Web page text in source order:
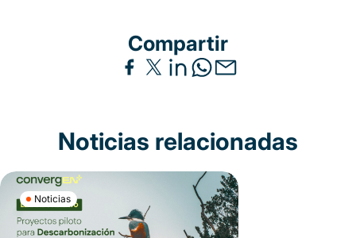
Compartir
Noticias relacionadas
Noticias